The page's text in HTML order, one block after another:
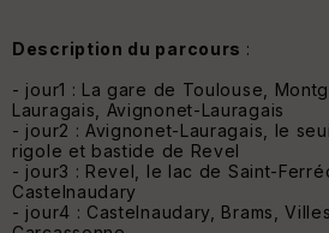
Description du parcours :
- jour1 : La gare de Toulouse,
Lauragais, Avignonet-Lauragais
- jour2 : Avignonet-Lauragais, le
rigole et bastide de Revel
- jour3 : Revel, le lac de Saint-
Castelnaudary
- jour4 : Castelnaudary, Brams,